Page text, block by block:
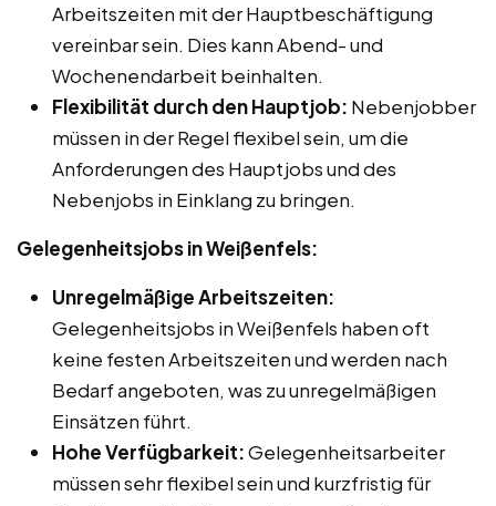
Arbeitszeiten mit der Hauptbeschäftigung
vereinbar sein. Dies kann Abend- und
Wochenendarbeit beinhalten.
Flexibilität durch den Hauptjob: Nebenjobber
müssen in der Regel flexibel sein, um die
Anforderungen des Hauptjobs und des
Nebenjobs in Einklang zu bringen.
Gelegenheitsjobs in Weißenfels:
Unregelmäßige Arbeitszeiten:
Gelegenheitsjobs in Weißenfels haben oft
keine festen Arbeitszeiten und werden nach
Bedarf angeboten, was zu unregelmäßigen
Einsätzen führt.
Hohe Verfügbarkeit:Gelegenheitsarbeiter
müssen sehr flexibel sein und kurzfristig für